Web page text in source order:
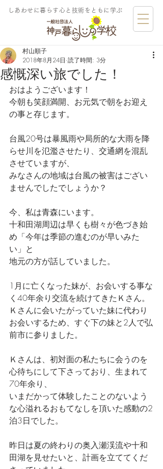
しあわせに暮らす​心と技術をともに学ぶ
感慨深い旅でした！
村山順子
2018年8月24日 読了時間: 3分
おはようございます！
今朝も笑顔満開、お元気で朝をお迎え
の事と存じます。
台風20号は暴風雨や局所的な大雨を降
らせ川を氾濫させたり、交通網を混乱
させていますが、
みなさんの地域は台風の被害はござい
ませんでしたでしょうか？
今、私は青森にいます。
十和田湖周辺は早くも樹々が色づき始
め「今年は季節の進むのが早いみた
い」と
地元の方が話していました。
1月に亡くなった妹が、お会いする事な
く40年余り交流を続けてきたＫさん。
Ｋさんに会いたがっていた妹に代わり
お会いするため、すぐ下の妹と2人で弘
前市に参りました。
Ｋさんは、初対面の私たちに会うのを
心待ちにして下さっており、生まれて
70年余り、
いまだかって体験したことのないよう
な心溢れるおもてなしを頂いた感動の2
泊3日でした。
昨日は夏の終わりの奥入瀬渓流や十和
田湖を見せたいと、計画を立ててくだ